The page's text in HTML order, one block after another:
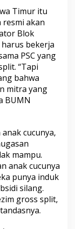
Timur itu
resmi akan
Blok
bekerja
PSC yang
“Tapi
bahwa
mitra yang
BUMN
cucunya,
mampu.
anak cucunya
punya induk
silang.
gross split,